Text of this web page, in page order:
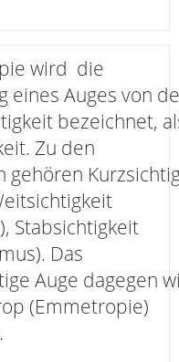
wird die
eines Auges von
bezeichnet,
Zu den
gehören
Stabsichtigkeit
Das
Auge dagegen
(Emmetropie)